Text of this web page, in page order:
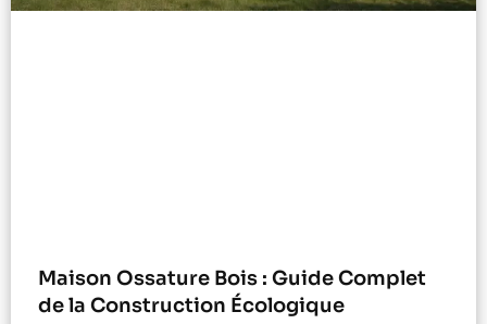
Maison Ossature Bois : Guide Complet
de la Construction Écologique